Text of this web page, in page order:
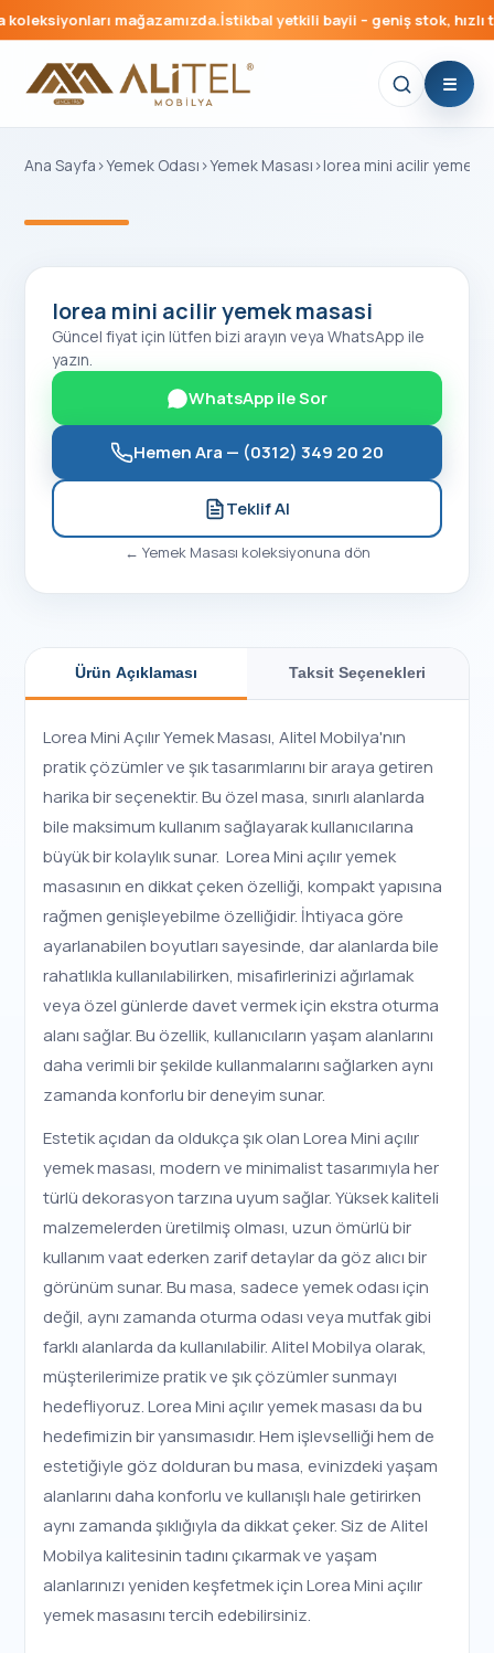
mağazamızda.İstikbal yetkili bayii – geniş stok, hızlı
Ana Sayfa ›Yemek Odası ›Yemek Masası ›lorea mini acilir yemek
lorea mini acilir yemek masasi
Güncel fiyat için lütfen bizi arayın veya WhatsApp ile
yazın.
WhatsApp ile Sor
Hemen Ara — (0312) 349 20 20
Teklif Al
← Yemek Masası koleksiyonuna dön
Ürün Açıklaması Taksit Seçenekleri
Lorea Mini Açılır Yemek Masası, Alitel Mobilya'nın
pratik çözümler ve şık tasarımlarını bir araya getiren
harika bir seçenektir. Bu özel masa, sınırlı alanlarda
bile maksimum kullanım sağlayarak kullanıcılarına
büyük bir kolaylık sunar. Lorea Mini açılır yemek
masasının en dikkat çeken özelliği, kompakt yapısına
rağmen genişleyebilme özelliğidir. İhtiyaca göre
ayarlanabilen boyutları sayesinde, dar alanlarda bile
rahatlıkla kullanılabilirken, misafirlerinizi ağırlamak
veya özel günlerde davet vermek için ekstra oturma
alanı sağlar. Bu özellik, kullanıcıların yaşam alanlarını
daha verimli bir şekilde kullanmalarını sağlarken aynı
zamanda konforlu bir deneyim sunar.
Estetik açıdan da oldukça şık olan Lorea Mini açılır
yemek masası, modern ve minimalist tasarımıyla her
türlü dekorasyon tarzına uyum sağlar. Yüksek kaliteli
malzemelerden üretilmiş olması, uzun ömürlü bir
kullanım vaat ederken zarif detaylar da göz alıcı bir
görünüm sunar. Bu masa, sadece yemek odası için
değil, aynı zamanda oturma odası veya mutfak gibi
farklı alanlarda da kullanılabilir. Alitel Mobilya olarak,
müşterilerimize pratik ve şık çözümler sunmayı
hedefliyoruz. Lorea Mini açılır yemek masası da bu
hedefimizin bir yansımasıdır. Hem işlevselliği hem de
estetiğiyle göz dolduran bu masa, evinizdeki yaşam
alanlarını daha konforlu ve kullanışlı hale getirirken
aynı zamanda şıklığıyla da dikkat çeker. Siz de Alitel
Mobilya kalitesinin tadını çıkarmak ve yaşam
alanlarınızı yeniden keşfetmek için Lorea Mini açılır
yemek masasını tercih edebilirsiniz.